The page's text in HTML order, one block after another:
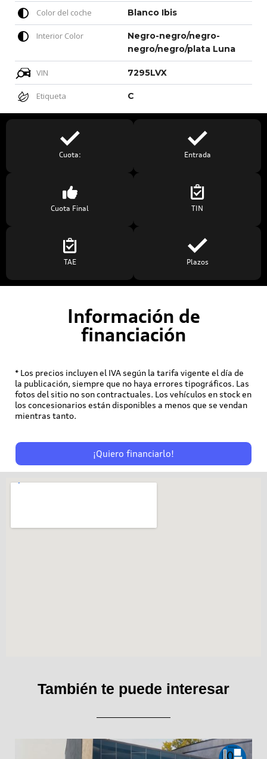
Color del coche Blanco Ibis
Interior Color
Negro-negro/negro-
negro/negro/plata Luna
VIN 7295LVX
Etiqueta C
Cuota: Entrada
Cuota Final TIN
TAE Plazos
Información de
financiación
* Los precios incluyen el IVA según la tarifa vigente el día de
la publicación, siempre que no haya errores tipográficos. Las
fotos del sitio no son contractuales. Los vehículos en stock en
los concesionarios están disponibles a menos que se vendan
mientras tanto.
¡Quiero financiarlo!
También te puede interesar